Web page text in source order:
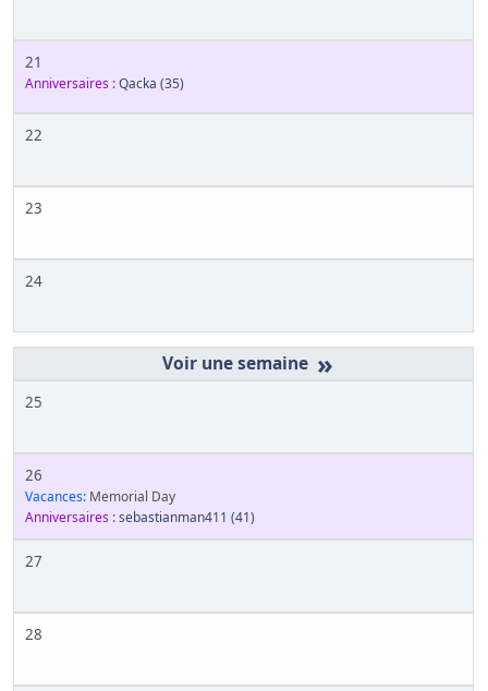
21
Anniversaires :Qacka (35)
22
23
24
»
25
26
Vacances: Memorial Day
Anniversaires :sebastianman411 (41)
27
28